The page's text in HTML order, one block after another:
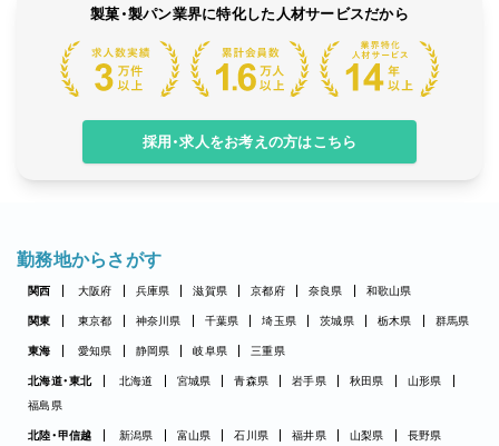
製菓・製パン業界に特化した人材サービスだから
採用・求人をお考えの方はこちら
勤務地からさがす
関西 大阪府 兵庫県 滋賀県 京都府 奈良県 和歌山県
関東 東京都 神奈川県 千葉県 埼玉県 茨城県 栃木県 群馬県
東海 愛知県 静岡県 岐阜県 三重県
北海道・東北 北海道 宮城県 青森県 岩手県 秋田県
山形県
福島県
北陸・甲信越 新潟県 富山県 石川県 福井県 山梨県 長野県